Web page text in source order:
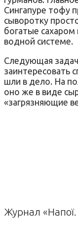
Сингапуре тофу
сыворотку
богатые
водной системе.
Следующая
заинтересовать
шли в дело. На
оно же в виде
«загрязняющие
Журнал «Напої.